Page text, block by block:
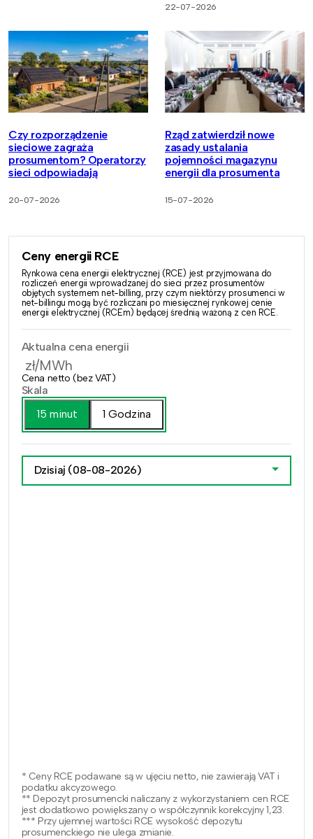
22-07-2026
Czy rozporządzenie
sieciowe zagraża
prosumentom? Operatorzy
sieci odpowiadają
20-07-2026
Rząd zatwierdził nowe
zasady ustalania
pojemności magazynu
energii dla prosumenta
15-07-2026
Ceny energii RCE
Rynkowa cena energii elektrycznej (RCE) jest przyjmowana do
rozliczeń energii wprowadzanej do sieci przez prosumentów
objętych systemem net-billing, przy czym niektórzy prosumenci w
net-billingu mogą być rozliczani po miesięcznej rynkowej cenie
energii elektrycznej (RCEm) będącej średnią ważoną z cen RCE.
Aktualna cena energii
zł/MWh
Cena netto (bez VAT)
Skala
15 minut
1 Godzina
Dzisiaj (08-08-2026)
* Ceny RCE podawane są w ujęciu netto, nie zawierają VAT i
podatku akcyzowego.
** Depozyt prosumencki naliczany z wykorzystaniem cen RCE
jest dodatkowo powiększany o współczynnik korekcyjny 1,23.
*** Przy ujemnej wartości RCE wysokość depozytu
prosumenckiego nie ulega zmianie.